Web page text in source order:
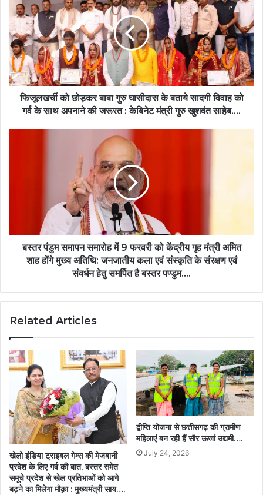
छोड़कर
बाबा
गुरु
घासीदास
के
बताये
सादगी
विवाह
खुशवंत
साहेब….
फिजूलखर्ची को छोड़कर बाबा गुरु घासीदास के बताये सादगी विवाह को
गर्व के साथ अपनाने की जरूरत : केबिनेट मंत्री गुरु खुशवंत साहेब….
केंद्रीय
होंगे
अतिथि:
एवं
संस्कृति
संरक्षण
एवं
संवर्धन
हेतु
समर्पित
है
बस्तर
पण्डुम….
बस्तर पंडुम समापन समारोह में 9 फरवरी को केंद्रीय गृह मंत्री अमित
शाह होंगे मुख्य अतिथि: जनजातीय कला एवं संस्कृति के संरक्षण एवं
संवर्धन हेतु समर्पित है बस्तर पण्डुम….
Related Articles
खेलो इंडिया ट्राइबल गेम्स की मेजबानी
प्रदेश के लिए गर्व की बात, बस्तर समेत
समूचे प्रदेश से खेल प्रतिभाओं को आगे
बढ़ने का मिलेगा मौक़ा : मुख्यमंत्री साय….
द्वीप्ति योजना से छत्तीसगढ़ की ग्रामीण
महिलाएं बन रही हैं सौर ऊर्जा उद्यमी….
July 24, 2026